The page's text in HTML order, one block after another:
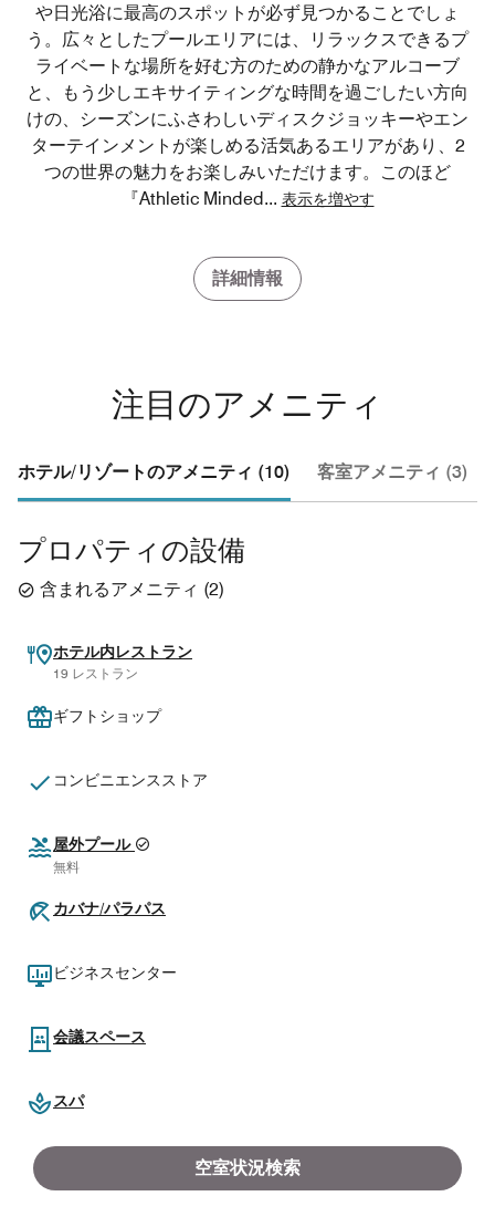
空室状況検索
や日光浴に最高のスポットが必ず見つかることでしょ
う。広々としたプールエリアには、リラックスできるプ
ライベートな場所を好む方のための静かなアルコーブ
と、もう少しエキサイティングな時間を過ごしたい方向
けの、シーズンにふさわしいディスクジョッキーやエン
ターテインメントが楽しめる活気あるエリアがあり、2
つの世界の魅力をお楽しみいただけます。このほど
『Athletic Minded... 表示を増やす
詳細情報
注目のアメニティ
ホテル/リゾートのアメニティ (10) 客室アメニティ (3)
プロパティの設備
含まれるアメニティ (2)
ホテル内レストラン
19 レストラン
ギフトショップ
コンビニエンスストア
屋外プール
無料
カバナ/パラパス
ビジネスセンター
会議スペース
スパ
さらに表示